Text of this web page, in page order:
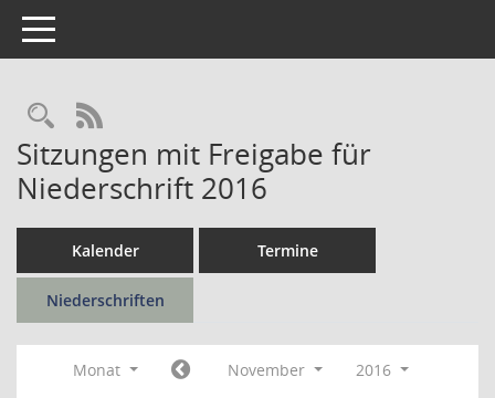
Toggle navigation
Rechercheauswahl
RSS-Feed
Sitzungen mit Freigabe für
Niederschrift 2016
Kalender Termine
Niederschriften
Monat November
2016